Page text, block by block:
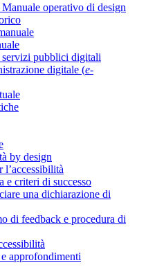
operativo di design
pubblici digitali
digitale (e-
by design
l’accessibilità
e criteri di successo
una dichiarazione di
di feedback e procedura di
approfondimenti